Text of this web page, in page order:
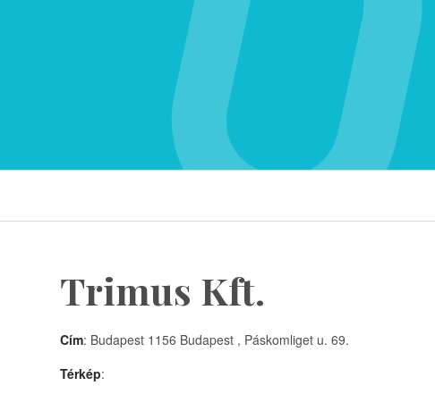
Trimus Kft.
Cím: Budapest 1156 Budapest , Páskomliget u. 69.
Térkép: